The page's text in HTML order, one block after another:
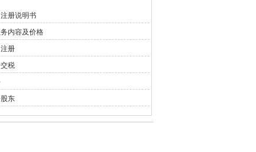
册说明书
内容及价格
册
税
东